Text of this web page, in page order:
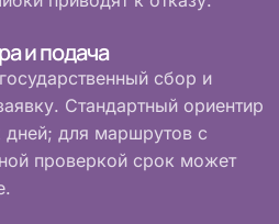
и подача
сбор и
Стандартный ориентир
дней; для маршрутов с
проверкой срок может